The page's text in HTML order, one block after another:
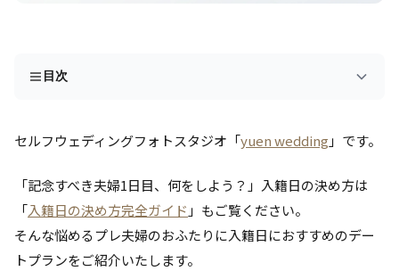
目次
セルフウェディングフォトスタジオ「yuen wedding 」です。
「記念すべき夫婦1日目、何をしよう？」入籍日の決め方は
「入籍日の決め方完全ガイド 」もご覧ください。
そんな悩めるプレ夫婦のおふたりに入籍日におすすめのデー
トプランをご紹介いたします。